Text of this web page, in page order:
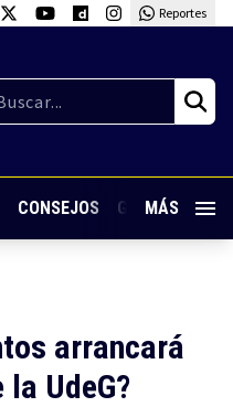
Reportes
CONSEJOS GUARDIA
MÁS
arrancará
UdeG?